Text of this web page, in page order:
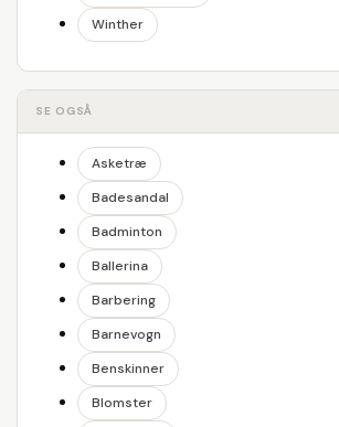
Winther
SE OGSÅ
Asketræ
Badesandal
Badminton
Ballerina
Barbering
Barnevogn
Benskinner
Blomster